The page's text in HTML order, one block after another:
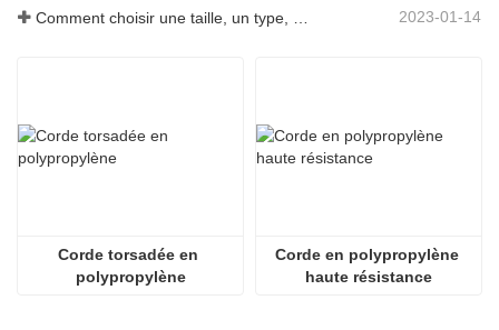
2023-01-14
Corde torsadée en
polypropylène
Corde en polypropylène
haute résistance